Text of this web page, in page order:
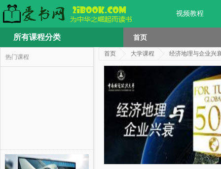
视频教程
所有课程分类 首页
热门课程 首页 大学课程 经济地理与企业兴